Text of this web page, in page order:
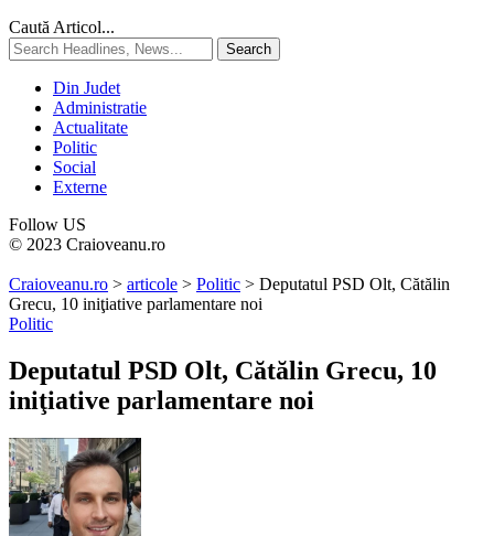
Caută Articol...
Din Judet
Administratie
Actualitate
Politic
Social
Externe
Follow US
© 2023 Craioveanu.ro
Craioveanu.ro > articole > Politic > Deputatul PSD Olt, Cătălin
Grecu, 10 iniţiative parlamentare noi
Politic
Deputatul PSD Olt, Cătălin Grecu, 10
iniţiative parlamentare noi